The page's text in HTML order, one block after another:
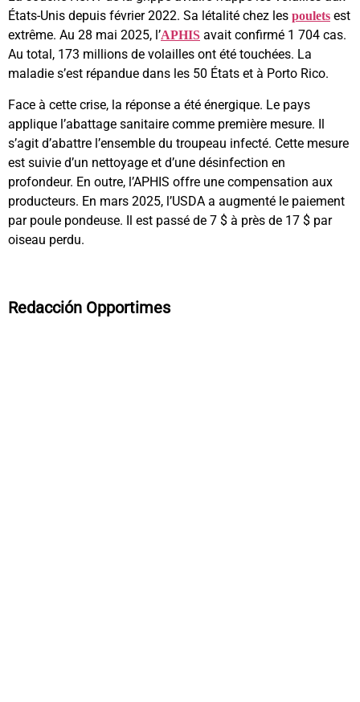
États-Unis depuis février 2022. Sa létalité chez les poulets est
extrême. Au 28 mai 2025, l’APHIS avait confirmé 1 704 cas.
Au total, 173 millions de volailles ont été touchées. La
maladie s’est répandue dans les 50 États et à Porto Rico.
Face à cette crise, la réponse a été énergique. Le pays
applique l’abattage sanitaire comme première mesure. Il
s’agit d’abattre l’ensemble du troupeau infecté. Cette mesure
est suivie d’un nettoyage et d’une désinfection en
profondeur. En outre, l’APHIS offre une compensation aux
producteurs. En mars 2025, l’USDA a augmenté le paiement
par poule pondeuse. Il est passé de 7 $ à près de 17 $ par
oiseau perdu.
Redacción Opportimes